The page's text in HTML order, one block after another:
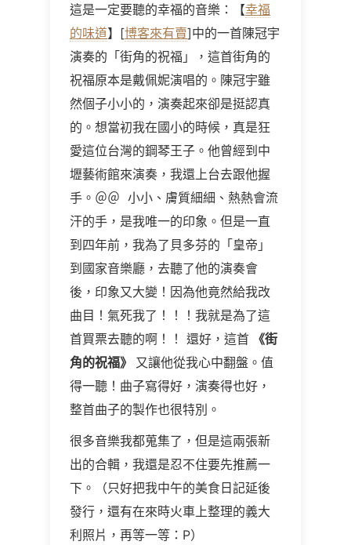
這是一定要聽的幸福的音樂：【幸福
的味道】[博客來有賣]中的一首陳冠宇
演奏的「街角的祝福」，這首街角的
祝福原本是戴佩妮演唱的。陳冠宇雖
然個子小小的，演奏起來卻是挺認真
的。想當初我在國小的時候，真是狂
愛這位台灣的鋼琴王子。他曾經到中
壢藝術館來演奏，我還上台去跟他握
手。＠＠ 小小、膚質細細、熱熱會流
汗的手，是我唯一的印象。但是一直
到四年前，我為了貝多芬的「皇帝」
到國家音樂廳，去聽了他的演奏會
後，印象又大變！因為他竟然給我改
曲目！氣死我了！！！我就是為了這
首買票去聽的啊！！ 還好，這首 《街
角的祝福》 又讓他從我心中翻盤。值
得一聽！曲子寫得好，演奏得也好，
整首曲子的製作也很特別。
很多音樂我都蒐集了，但是這兩張新
出的合輯，我還是忍不住要先推薦一
下。（只好把我中午的美食日記延後
發行，還有在來時火車上整理的義大
利照片，再等一等：P）